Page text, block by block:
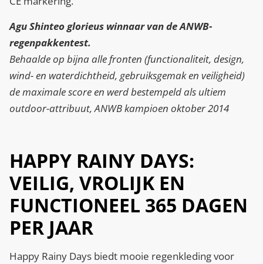
Agu Shinteo glorieus winnaar van de ANWB-
regenpakkentest.
Behaalde op bijna alle fronten (functionaliteit, design,
wind- en waterdichtheid, gebruiksgemak en veiligheid)
de maximale score en werd bestempeld als ultiem
outdoor-attribuut, ANWB kampioen oktober 2014
HAPPY RAINY DAYS:
VEILIG, VROLIJK EN
FUNCTIONEEL 365 DAGEN
PER JAAR
Happy Rainy Days biedt mooie regenkleding voor